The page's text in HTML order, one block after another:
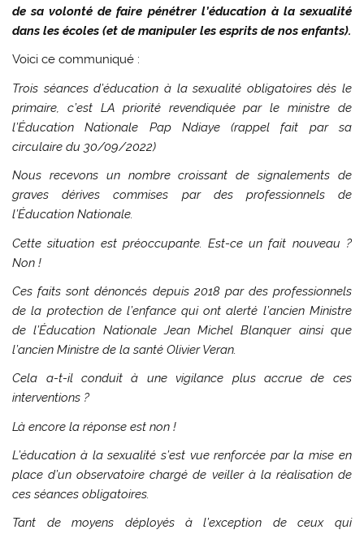
de sa volonté de faire pénétrer l’éducation à la sexualité
dans les écoles (et de manipuler les esprits de nos enfants).
Voici ce communiqué :
Trois séances d’éducation à la sexualité obligatoires dès le
primaire, c’est LA priorité revendiquée par le ministre de
l’Éducation Nationale Pap Ndiaye (rappel fait par sa
circulaire du 30/09/2022)
Nous recevons un nombre croissant de signalements de
graves dérives commises par des professionnels de
l’Éducation Nationale.
Cette situation est préoccupante. Est-ce un fait nouveau ?
Non !
Ces faits sont dénoncés depuis 2018 par des professionnels
de la protection de l’enfance qui ont alerté l’ancien Ministre
de l’Éducation Nationale Jean Michel Blanquer ainsi que
l’ancien Ministre de la santé Olivier Veran.
Cela a-t-il conduit à une vigilance plus accrue de ces
interventions ?
Là encore la réponse est non !
L’éducation à la sexualité s’est vue renforcée par la mise en
place d’un observatoire chargé de veiller à la réalisation de
ces séances obligatoires.
Tant de moyens déployés à l’exception de ceux qui